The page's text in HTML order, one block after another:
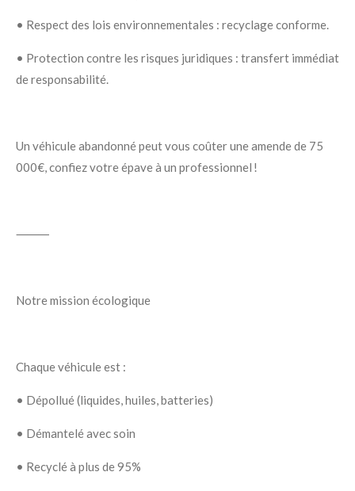
• Respect des lois environnementales : recyclage conforme.
• Protection contre les risques juridiques : transfert immédiat
de responsabilité.
Un véhicule abandonné peut vous coûter uneamende de 75
000€, confiez votre épave à un professionnel !
⸻
Notre mission écologique
Chaque véhicule est :
• Dépollué (liquides, huiles, batteries)
• Démantelé avec soin
• Recyclé à plus de 95%